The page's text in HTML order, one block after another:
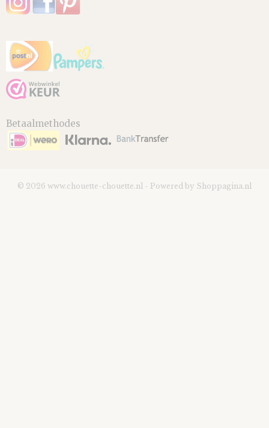
Betaalmethodes
© 2026 www.chouette-chouette.nl - Powered by Shoppagina.nl